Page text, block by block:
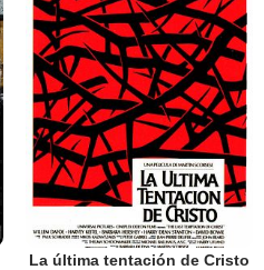
La última tentación de Cristo